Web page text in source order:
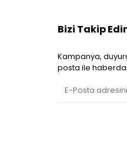
Bizi Takip
Kampanya,
posta ile